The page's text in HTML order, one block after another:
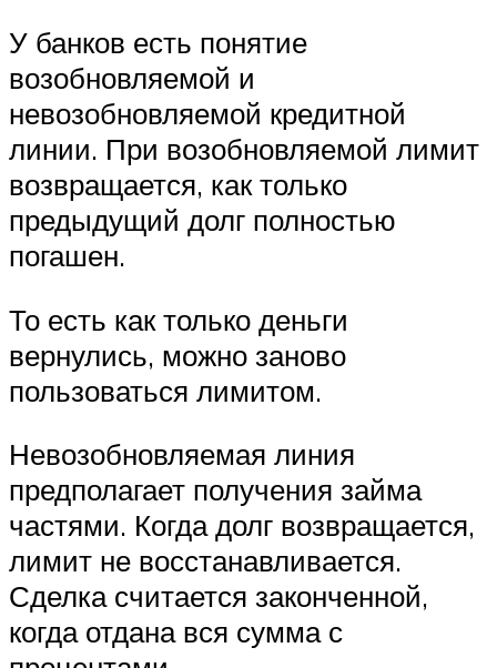
У банков есть понятие
возобновляемой и
невозобновляемой кредитной
линии. При возобновляемой лимит
возвращается, как только
предыдущий долг полностью
погашен.
То есть как только деньги
вернулись, можно заново
пользоваться лимитом.
Невозобновляемая линия
предполагает получения займа
частями. Когда долг возвращается,
лимит не восстанавливается.
Сделка считается законченной,
когда отдана вся сумма с